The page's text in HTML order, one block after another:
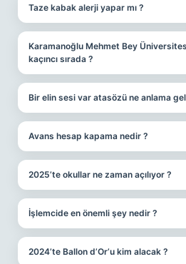
Taze kabak alerji yapar mı ?
Karamanoğlu Mehmet Bey
kaçıncı sırada ?
Bir elin sesi var atasözü ne anlama
Avans hesap kapama nedir ?
2025’te okullar ne zaman açılıyor ?
İşlemcide en önemli şey nedir ?
2024’te Ballon d’Or’u kim alacak ?